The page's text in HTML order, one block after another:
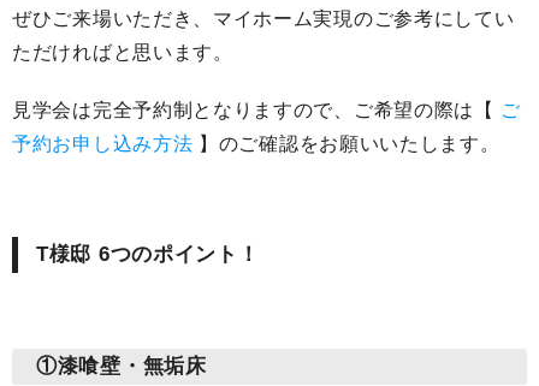
ぜひご来場いただき、マイホーム実現のご参考にしてい
ただければと思います。
見学会は完全予約制となりますので、ご希望の際は【
ご
予約お申し込み方法 】のご確認をお願いいたします。
T様邸 6つのポイント！
①漆喰壁・無垢床